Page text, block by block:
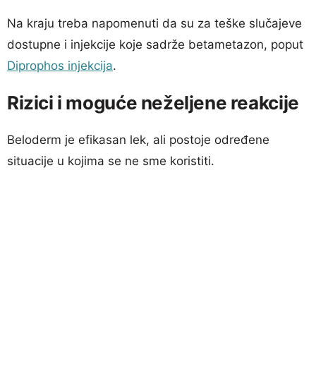
Na kraju treba napomenuti da su za teške slučajeve
dostupne i injekcije koje sadrže betametazon, poput
Diprophos injekcija.
Rizici i moguće neželjene reakcije
Beloderm je efikasan lek, ali postoje određene
situacije u kojima se ne sme koristiti.